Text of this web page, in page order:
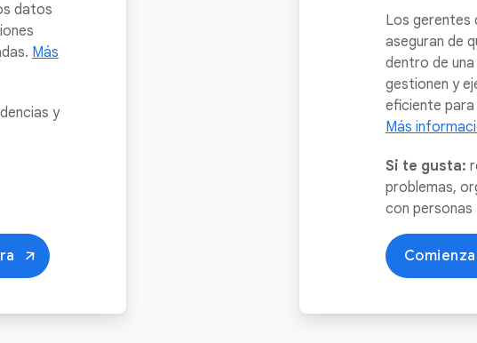
datos
Más
y
Los gerentes
aseguran de
dentro de
gestionen y
eficiente para
Más
Si te gusta:
problemas,
con personas